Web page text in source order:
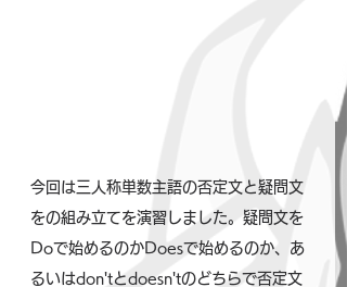
今回は三人称単数主語の否定文と疑問文
をの組み立てを演習しました。疑問文を
Doで始めるのかDoesで始めるのか、あ
るいはdon'tとdoesn'tのどちらで否定文